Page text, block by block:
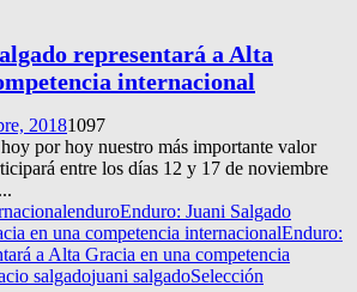
representará a Alta
internacional
20181097
por hoy nuestro más importante valor
entre los días 12 y 17 de noviembre
enduroEnduro: Juani Salgado
en una competencia internacionalEnduro:
a Alta Gracia en una competencia
salgadojuani salgadoSelección